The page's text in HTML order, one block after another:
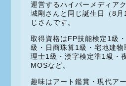
運営するハイパーメディア
城剛さんと同じ誕生日（8
じさんです。
取得資格はFP技能検定1級
級・日商珠算1級・宅地建物
理士1級・漢字検定準1級・
MOSなど。
趣味はアート鑑賞・現代ア